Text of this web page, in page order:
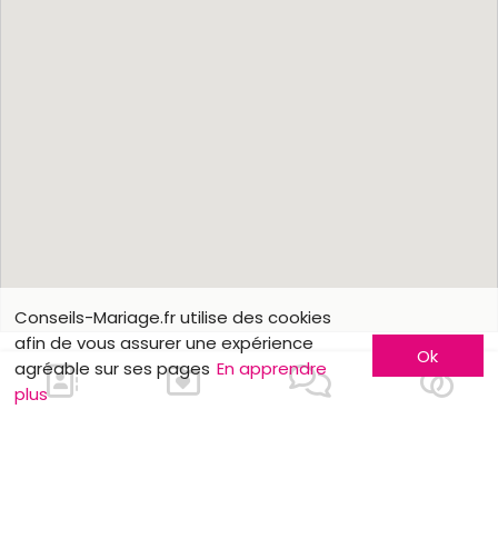
Nous contacter
Conseils-Mariage.fr utilise des cookies
afin de vous assurer une expérience
agréable sur ses pages En apprendre
plus
Ok